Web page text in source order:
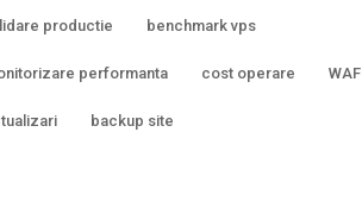
productie benchmark vps
performanta cost operare WAF
backup site